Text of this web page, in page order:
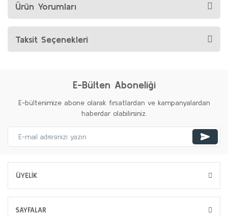
Ürün Yorumları
Taksit Seçenekleri
E-Bülten Aboneliği
E-bültenimize abone olarak fırsatlardan ve kampanyalardan
haberdar olabilirsiniz.
ÜYELİK
SAYFALAR